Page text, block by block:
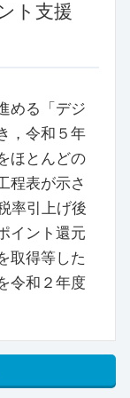
ト支援
める「デジ
，令和５年
ほとんどの
程表が示さ
率引上げ後
イント還元
取得等した
令和２年度